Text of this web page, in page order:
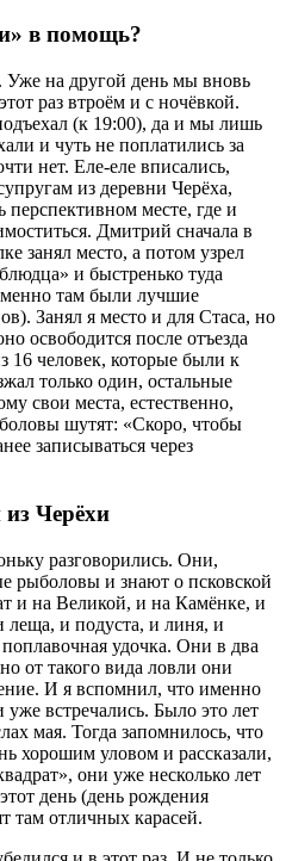
в помощь?
Уже на другой день мы вновь
раз втроём и с ночёвкой.
(к 19:00), да и мы лишь
и чуть не поплатились за
нет. Еле-еле вписались,
из деревни Черёха,
месте, где и
Дмитрий сначала в
занял место, а потом узрел
и быстренько туда
там были лучшие
Занял я место и для Стаса, но
освободится после отъезда
16 человек, которые были к
только один, остальные
свои места, естественно,
шутят: «Скоро, чтобы
записываться через
из Черёхи
разговорились. Они,
рыболовы и знают о псковской
и на Великой, и на Камёнке, и
леща, и подуста, и линя, и
удочка. Они в два
от такого вида ловли они
И я вспомнил, что именно
встречались. Было это лет
мая. Тогда запомнилось, что
хорошим уловом и рассказали,
они уже несколько лет
день (день рождения
там отличных карасей.